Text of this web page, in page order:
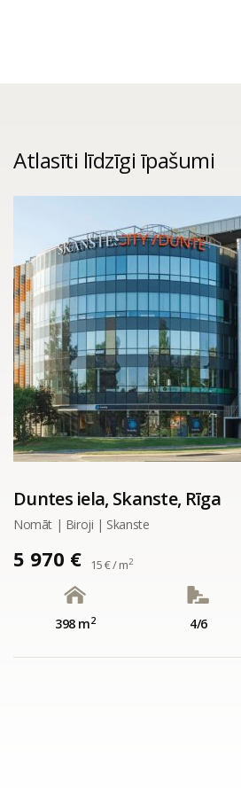
Atlasīti līdzīgi īpašumi
Duntes iela, Skanste, Rīga
Nomāt | Biroji | Skanste
5 970 € 15 € / m2
398 m2 4/6